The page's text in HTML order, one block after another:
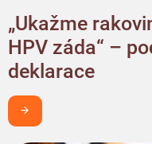
„Ukažme
HPV záda“ –
deklarace